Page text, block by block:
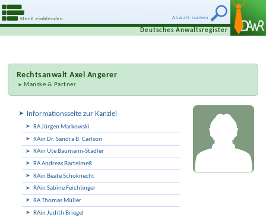
Anwalt suchen
Menü einblenden
Deutsches Anwaltsregister
RechtsanwaltAxel Angerer
Manske & Partner
Informationsseite zur Kanzlei
RA Jürgen Markowski
RAin Dr. Sandra B. Carlson
RAin Ute Baumann-Stadler
RA Andreas Bartelmeß
RAin Beate Schoknecht
RAin Sabine Feichtinger
RA Thomas Müller
RAin Judith Briegel